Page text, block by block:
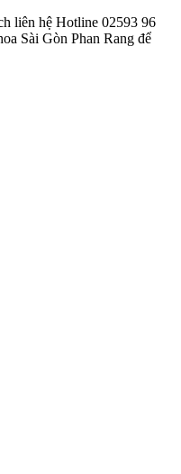
liên hệ Hotline 02593 96
Sài Gòn Phan Rang để